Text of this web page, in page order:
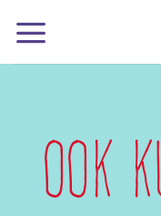
naar
inhoud
Ook